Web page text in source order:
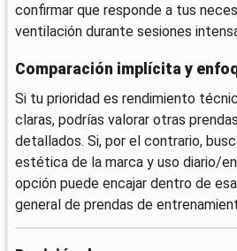
confirmar que responde a tus
ventilación durante sesiones
Comparación implícita y
Si tu prioridad es rendimiento
claras, podrías valorar otras
detallados. Si, por el contrario,
estética de la marca y uso diario/
opción puede encajar dentro de
general de prendas de